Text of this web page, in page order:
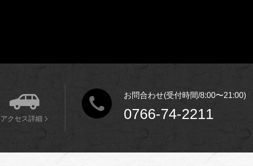
アクセス詳細
お問合わせ(受付時間/8:00〜21:00)
0766-74-2211